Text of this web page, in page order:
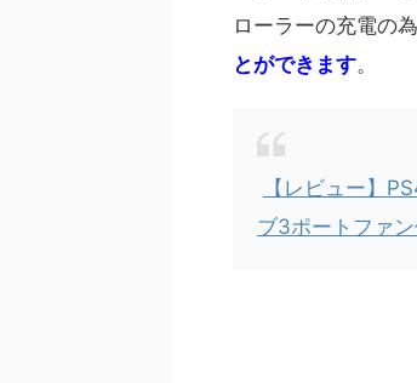
ローラーの充電の
とができます。
【レビュー】
ブ3ポートファ